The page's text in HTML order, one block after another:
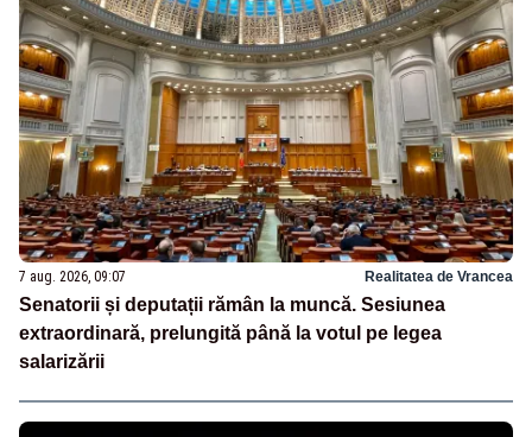
7 aug. 2026, 09:07 Realitatea de Vrancea
Senatorii și deputații rămân la muncă. Sesiunea
extraordinară, prelungită până la votul pe legea
salarizării